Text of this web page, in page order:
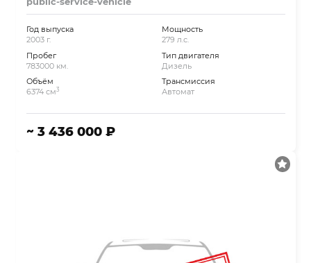
Год выпуска
2003 г.
Пробег
783000 км.
Объём
6374 см3
Мощность
279 л.с.
Тип двигателя
Дизель
Трансмиссия
Автомат
~ 3 436 000 ₽